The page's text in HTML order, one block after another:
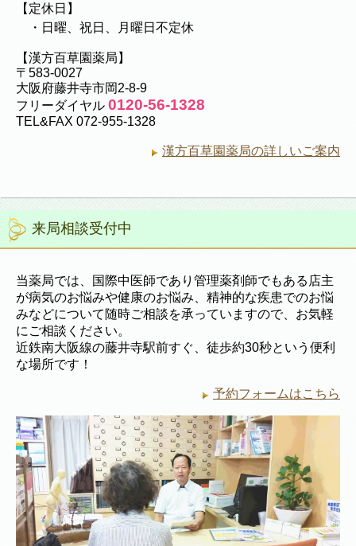
【定休日】
・日曜、祝日、月曜日不定休
【漢方百草園薬局】
〒583-0027
大阪府藤井寺市岡2-8-9
フリーダイヤル 0120-56-1328
TEL&FAX 072-955-1328
漢方百草園薬局の詳しいご案内
来局相談受付中
当薬局では、国際中医師であり管理薬剤師でもある店主
が病気のお悩みや健康のお悩み、精神的な疾患でのお悩
みなどについて随時ご相談を承っていますので、お気軽
にご相談ください。
近鉄南大阪線の藤井寺駅前すぐ、徒歩約30秒という便利
な場所です！
予約フォームはこちら